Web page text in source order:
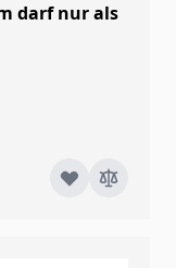
darf nur als